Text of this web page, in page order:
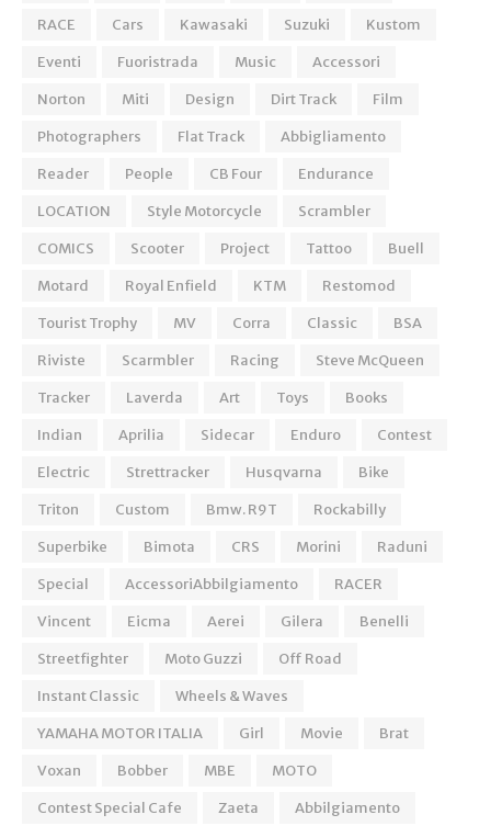
RACE
Cars Kawasaki Suzuki
Kustom
Eventi
Fuoristrada Music
Accessori
Norton
Miti Design Dirt Track
Film
Photographers
Flat Track
Abbigliamento
Reader
People CB Four
Endurance
LOCATION
Style Motorcycle
Scrambler
COMICS
Scooter Project Tattoo
Buell
Motard
Royal Enfield KTM
Restomod
Tourist Trophy
MV Corra Classic
BSA
Riviste
Scarmbler Racing
Steve McQueen
Tracker
Laverda Art Toys
Books
Indian
Aprilia Sidecar Enduro
Contest
Electric
Strettracker Husqvarna
Bike
Triton
Custom Bmw. R9T
Rockabilly
Superbike
Bimota CRS Morini
Raduni
Special
AccessoriAbbilgiamento
RACER
Vincent
Eicma Aerei Gilera
Benelli
Streetfighter
Moto Guzzi
Off Road
Instant Classic
Wheels & Waves
YAMAHA MOTOR ITALIA
Girl Movie
Brat
Voxan
Bobber MBE
MOTO
Contest Special Cafe
Zaeta Abbilgiamento